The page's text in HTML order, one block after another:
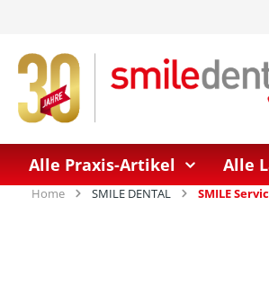
Alle Praxis-Artikel Alle
Home SMILE DENTAL SMILE